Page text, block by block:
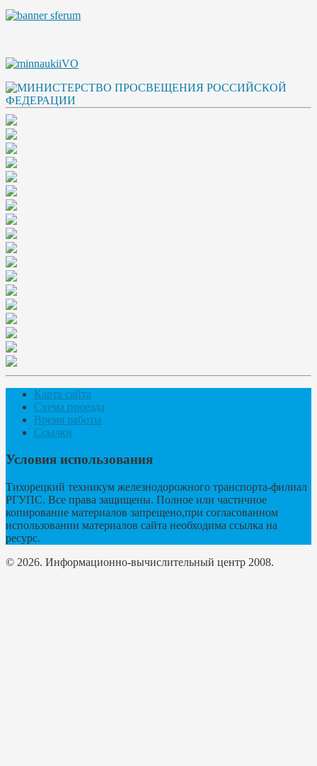
Карта сайта
Схема проезда
Время работы
Ссылки
Условия использования
Тихорецкий техникум железнодорожного транспорта-филиал
РГУПС. Все права защищены. Полное или частичное
копирование материалов запрещено,при согласованном
использовании материалов сайта необходима ссылка на
ресурс.
© 2026. Информационно-вычислительный центр 2008.